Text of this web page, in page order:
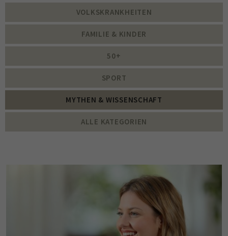
VOLKSKRANKHEITEN
FAMILIE & KINDER
50+
SPORT
MYTHEN & WISSENSCHAFT
ALLE KATEGORIEN